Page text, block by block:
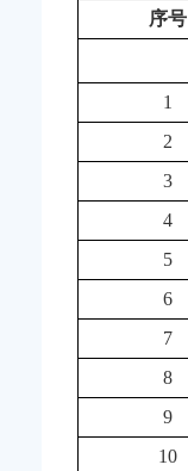
序号
1
2
3
4
5
6
7
8
9
10